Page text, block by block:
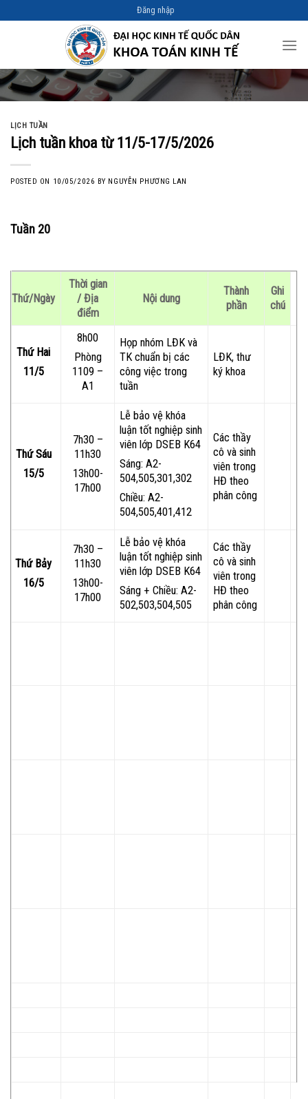
to
Đăng nhập
LỊCH TUẦN
Lịch tuần khoa từ 11/5-17/5/2026
POSTED ON 10/05/2026 BY NGUYỄN PHƯƠNG LAN
Tuần 20
Thứ/Ngày
Thời gian
/ Địa
điểm
Nội dung
Thành
phần
Ghi
chú
Thứ Hai
11/5
8h00
Phòng
1109 –
A1
Họp nhóm LĐK và
TK chuẩn bị các
công việc trong
tuần
LĐK, thư
ký khoa
Thứ Sáu
15/5
7h30 –
11h30
13h00-
17h00
Lễ bảo vệ khóa
luận tốt nghiệp sinh
viên lớp DSEB K64
Sáng: A2-
504,505,301,302
Chiều: A2-
504,505,401,412
Các thầy
cô và sinh
viên trong
HĐ theo
phân công
Thứ Bảy
16/5
7h30 –
11h30
13h00-
17h00
Lễ bảo vệ khóa
luận tốt nghiệp sinh
viên lớp DSEB K64
Sáng + Chiều: A2-
502,503,504,505
Các thầy
cô và sinh
viên trong
HĐ theo
phân công